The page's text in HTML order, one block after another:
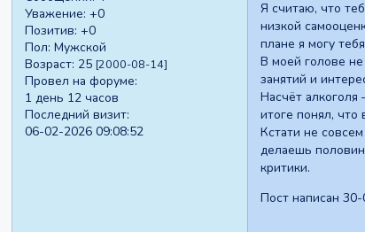
Уважение: +0
Позитив: +0
Пол: Мужской
Возраст: 25 [2000-08-14]
Провел на форуме:
1 день 12 часов
Последний визит:
06-02-2026 09:08:52
Я считаю, что
низкой
плане я могу
В моей голове
занятий и
Насчёт
итоге понял,
Кстати не
делаешь
критики.
Пост написан